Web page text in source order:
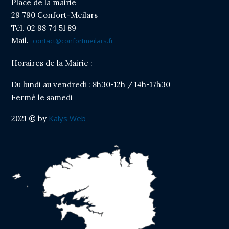
Place de la mairie
29 790 Confort-Meilars
Tél. 02 98 74 51 89
Mail. contact@confortmeilars.fr
Horaires de la Mairie :
Du lundi au vendredi : 8h30-12h / 14h-17h30
Fermé le samedi
2021 © by Kalys Web